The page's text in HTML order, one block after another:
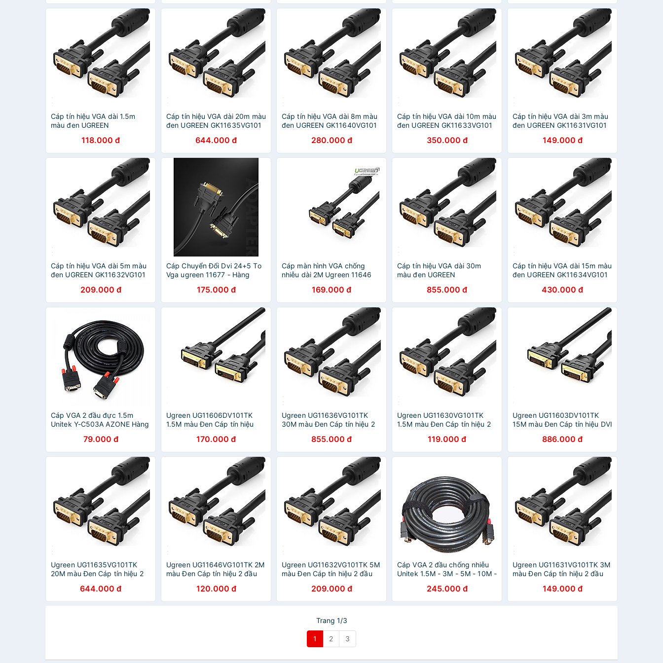
Cáp tín hiệu VGA dài 1.5m
màu đen UGREEN
118.000 đ
Cáp tín hiệu VGA dài 20m màu
đen UGREEN GK11635VG101
644.000 đ
Cáp tín hiệu VGA dài 8m màu
đen UGREEN GK11640VG101
280.000 đ
Cáp tín hiệu VGA dài 10m màu
đen UGREEN GK11633VG101
350.000 đ
Cáp tín hiệu VGA dài 3m màu
đen UGREEN GK11631VG101
149.000 đ
Cáp tín hiệu VGA dài 5m màu
đen UGREEN GK11632VG101
209.000 đ
Cáp Chuyển Đổi Dvi 24+5 To
Vga ugreen 11677 - Hàng
175.000 đ
Cáp màn hình VGA chống
nhiễu dài 2M Ugreen 11646
169.000 đ
Cáp tín hiệu VGA dài 30m
màu đen UGREEN
855.000 đ
Cáp tín hiệu VGA dài 15m màu
đen UGREEN GK11634VG101
430.000 đ
Cáp VGA 2 đầu đực 1.5m
Unitek Y-C503A AZONE Hàng
79.000 đ
Ugreen UG11606DV101TK
1.5M màu Đen Cáp tín hiệu
170.000 đ
Ugreen UG11636VG101TK
30M màu Đen Cáp tín hiệu 2
855.000 đ
Ugreen UG11630VG101TK
1.5M màu Đen Cáp tín hiệu 2
119.000 đ
Ugreen UG11603DV101TK
15M màu Đen Cáp tín hiệu DVI
886.000 đ
Ugreen UG11635VG101TK
20M màu Đen Cáp tín hiệu 2
644.000 đ
Ugreen UG11646VG101TK 2M
màu Đen Cáp tín hiệu 2 đầu
120.000 đ
Ugreen UG11632VG101TK 5M
màu Đen Cáp tín hiệu 2 đầu
209.000 đ
Cáp VGA 2 đầu chống nhiễu
Unitek 1.5M - 3M - 5M - 10M -
245.000 đ
Ugreen UG11631VG101TK 3M
màu Đen Cáp tín hiệu 2 đầu
149.000 đ
Trang 1/3
1 2 3